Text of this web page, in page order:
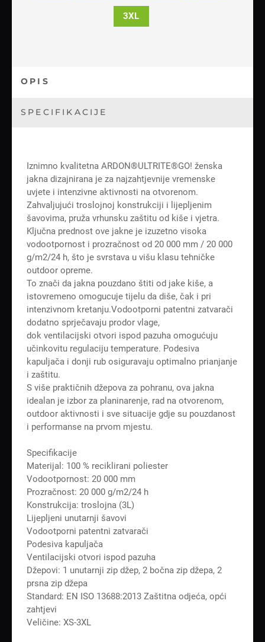
3XL
OPIS
SPECIFIKACIJE
Iznimno kvalitetna ARDON®ULTRITE®GO! ženska
jakna dizajnirana je za najzahtjevnije vremenske
uvjete i intenzivne aktivnosti na otvorenom.
Zahvaljujući troslojnoj konstrukciji i lijepljenim
šavovima, pruža vrhunsku zaštitu od kiše i vjetra.
Ključna prednost ove jakne je izuzetno visoka
vodootpornost i prozračnost od 20 000 mm / 20 000
g/m2/24 h, što je svrstava u višu klasu tehničke
outdoor opreme.
To znači da jakna pouzdano štiti od jake kiše, a
istovremeno omogucuje tijelu da diše, čak i pri
intenzivnom kretanju.Vodootporni patentni zatvarači
dodatno sprječavaju prodor vlage,
dok ventilacijski otvori ispod pazuha omogućuju
učinkovitu regulaciju temperature. Podesiva
kapuljača i donji rub osiguravaju optimalno prianjanje
i zaštitu.
S više praktičnih džepova za pohranu, ova jakna
idealan je izbor za planinarenje, rad na otvorenom,
outdoor aktivnosti i sve situacije gdje su pouzdanost
i performanse na prvom mjestu.
Specifikacije
Materijal: 100 % reciklirani poliester
Vodootpornost: 20 000 mm
Prozračnost: 20 000 g/m2/24 h
Konstrukcija: troslojna (3L)
Lijepljeni unutarnji šavovi
Vodootporni patentni zatvarači
Podesiva kapuljača
Ventilacijski otvori ispod pazuha
Džepovi: 1 unutarnji zip džep, 2 bočna zip džepa, 2
prsna zip džepa
Standard: EN ISO 13688:2013 Zaštitna odjeća, opći
zahtjevi
Veličine: XS-3XL